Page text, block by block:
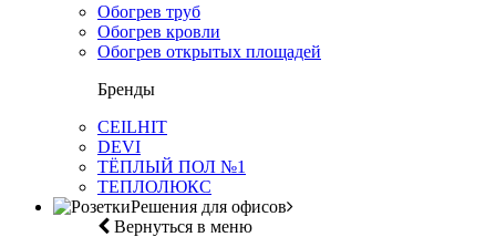
Обогрев труб
Обогрев кровли
Обогрев открытых площадей
Бренды
CEILHIT
DEVI
ТЁПЛЫЙ ПОЛ №1
ТЕПЛОЛЮКС
Решения для офисов
Вернуться в меню